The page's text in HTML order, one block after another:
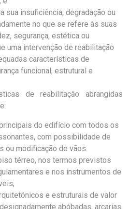
sua insuficiência, degradação ou
no que se refere às suas
segurança, estética ou
uma intervenção de reabilitação
características de
funcional, estrutural e
de reabilitação abrangidas
do edifício com todos os
com possibilidade de
ou modificação de vãos
térreo, nos termos previstos
e nos instrumentos de
e estruturais de valor
abóbadas, arcarias,